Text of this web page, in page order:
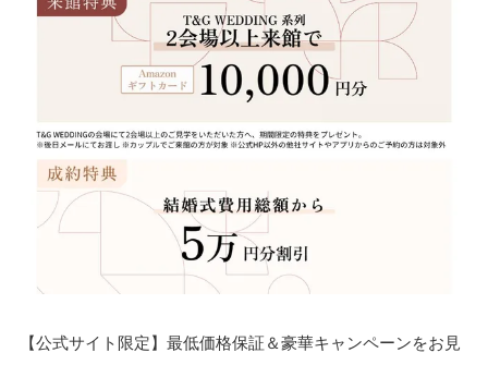
【公式サイト限定】最低価格保証＆豪華キャンペーンをお見